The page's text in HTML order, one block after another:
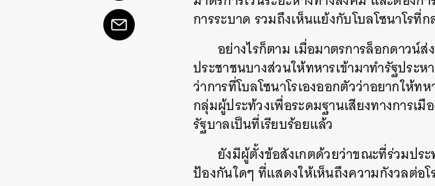
การระบาด รวมถึงเห็นแย้งกับโบลโซนาโรที่
อย่างไรก็ตาม เมื่อมาตรการล็อกดาวน์ส่
ประชาชนบางส่วนให้ทหารเข้ามาทำรัฐปร
ว่าการที่โบลโซนาโรเองออกตัวว่าอยากให้
กลุ่มผู้ประท้วงเพื่อระดมฐานเสียงทางการเมื
รัฐบาลเป็นที่เรียบร้อยแล้ว
ยังมีผู้ตั้งข้อสังเกตด้วยว่าขณะที่ร่วมปร
ป้องกันใดๆ ที่แสดงให้เห็นถึงความกังวลต่อ